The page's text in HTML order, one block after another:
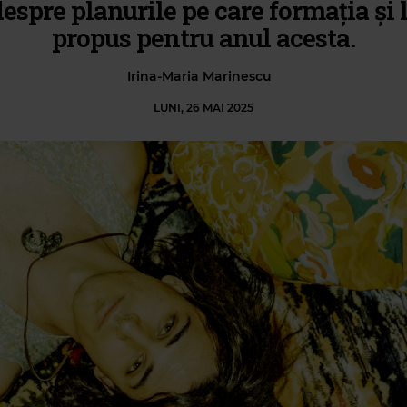
planurile pe care formația și
propus pentru anul acesta.
Irina-Maria Marinescu
LUNI, 26 MAI 2025